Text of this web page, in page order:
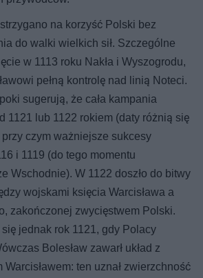
na korzyść Polski bez
do walki wielkich sił. Szczególne
w 1113 roku Nakła i Wyszogrodu,
pełną kontrolę nad linią Noteci.
sugerują, że cała kampania
1121 lub 1122 rokiem (daty różnią się
przy czym ważniejsze sukcesy
i 1119 (do tego momentu
Wschodnie). W 1122 doszło do bitwy
wojskami księcia Warcisława a
zakończonej zwycięstwem Polski.
się jednak rok 1121, gdy Polacy
Bolesław zawarł układ z
ten uznał zwierzchność